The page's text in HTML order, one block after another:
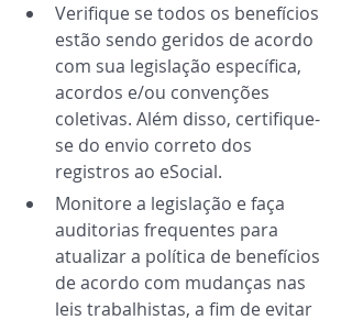
Verifique se todos os benefícios
estão sendo geridos de acordo
com sua legislação específica,
acordos e/ou convenções
coletivas. Além disso, certifique-
se do envio correto dos
registros ao eSocial.
Monitore a legislação e faça
auditorias frequentes para
atualizar a política de benefícios
de acordo com mudanças nas
leis trabalhistas, a fim de evitar